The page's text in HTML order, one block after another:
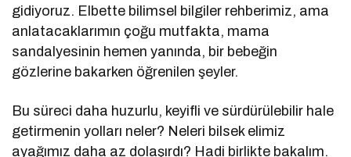
gidiyoruz. Elbette bilimsel bilgiler rehberimiz, ama
anlatacaklarımın çoğu mutfakta, mama
sandalyesinin hemen yanında, bir bebeğin
gözlerine bakarken öğrenilen şeyler.
Bu süreci daha huzurlu, keyifli ve sürdürülebilir hale
getirmenin yolları neler? Neleri bilsek elimiz
ayağımız daha az dolaşırdı? Hadi birlikte bakalım.